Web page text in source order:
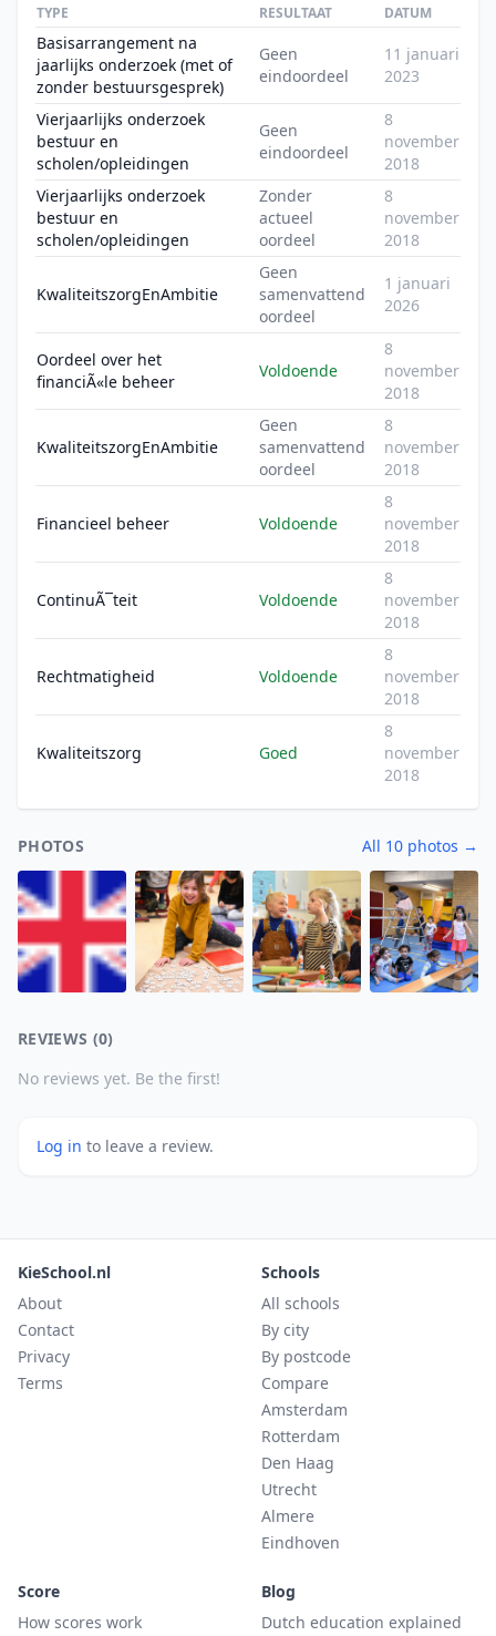
TYPE RESULTAAT DATUM
Basisarrangement na
jaarlijks onderzoek (met of
zonder bestuursgesprek)
Geen
eindoordeel
11 januari
2023
Vierjaarlijks onderzoek
bestuur en
scholen/opleidingen
Geen
eindoordeel
8
november
2018
Vierjaarlijks onderzoek
bestuur en
scholen/opleidingen
Zonder
actueel
oordeel
8
november
2018
KwaliteitszorgEnAmbitie
Geen
samenvattend
oordeel
1 januari
2026
Oordeel over het
financiÃ«le beheer
Voldoende
8
november
2018
KwaliteitszorgEnAmbitie
Geen
samenvattend
oordeel
8
november
2018
Financieel beheer Voldoende
8
november
2018
ContinuÃ¯teit Voldoende
8
november
2018
Rechtmatigheid Voldoende
8
november
2018
Kwaliteitszorg Goed
8
november
2018
PHOTOS All 10 photos →
REVIEWS (0)
No reviews yet. Be the first!
Log in to leave a review.
KieSchool.nl
About
Contact
Privacy
Terms
Schools
All schools
By city
By postcode
Compare
Amsterdam
Rotterdam
Den Haag
Utrecht
Almere
Eindhoven
Score
How scores work
Blog
Dutch education explained